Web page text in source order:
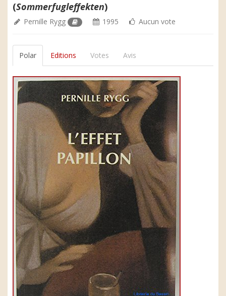
(Sommerfugleffekten)
Pernille Rygg 1995 Aucun vote
Polar Editions Votes Avis